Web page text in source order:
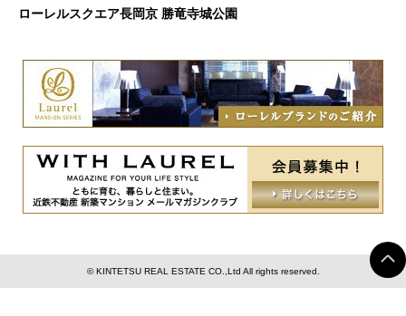
ローレルスクエア長岡京 勝竜寺城公園
© KINTETSU REAL ESTATE CO.,Ltd All rights reserved.